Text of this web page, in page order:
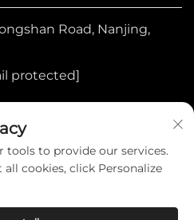
Road, Nanjing,
protected]
© 2025 por Heniemo
Ltd. — Política de
tools to provide our services.
cookies, click Personalize